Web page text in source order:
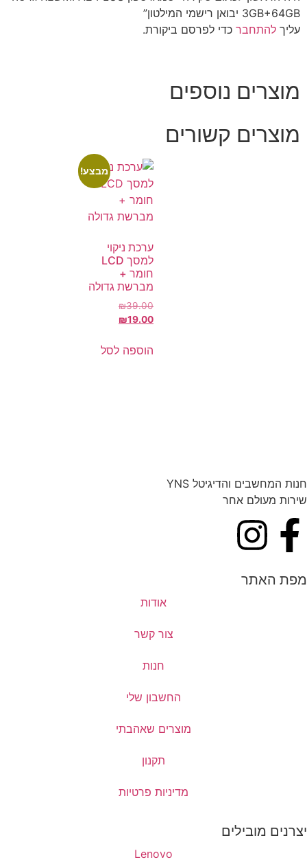
3GB+64GB יבואן רישמי המילטון”
עליך להתחבר כדי לפרסם ביקורת.
מוצרים נוספים
מוצרים קשורים
מבצע!
ערכת ניקוי
למסך LCD
חומר +
מברשת גדולה
₪39.00
₪19.00
הוספה לסל
חנות המחשבים והדיגיטל YNS
שירות מעולם אחר
מפת האתר
אודות
צור קשר
חנות
החשבון שלי
מוצרים שאהבתי
תקנון
מדיניות פרטיות
יצרנים מובילים
Lenovo